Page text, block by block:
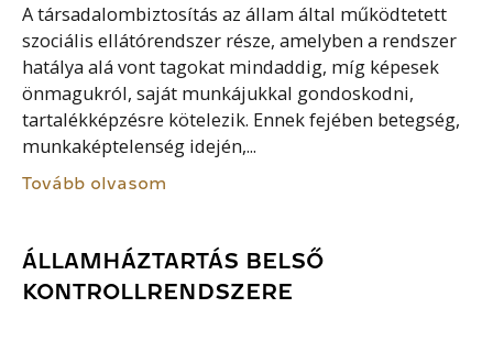
A társadalombiztosítás az állam által működtetett
szociális ellátórendszer része, amelyben a rendszer
hatálya alá vont tagokat mindaddig, míg képesek
önmagukról, saját munkájukkal gondoskodni,
tartalékképzésre kötelezik. Ennek fejében betegség,
munkaképtelenség idején,...
Tovább olvasom
ÁLLAMHÁZTARTÁS BELSŐ
KONTROLLRENDSZERE